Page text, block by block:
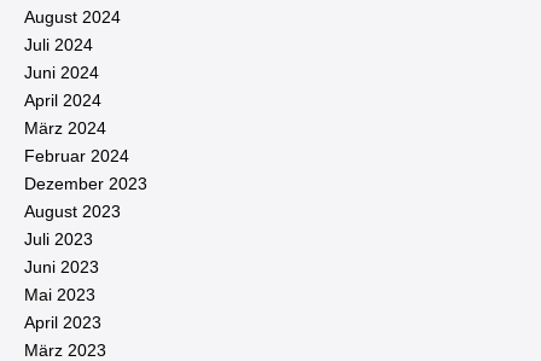
August 2024
Juli 2024
Juni 2024
April 2024
März 2024
Februar 2024
Dezember 2023
August 2023
Juli 2023
Juni 2023
Mai 2023
April 2023
März 2023